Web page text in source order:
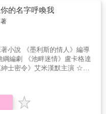
無數的女人交往，但痛苦卻不
就像一種病，無論經過多久都
在至愛的面前，他再一次向
下恆久不渝的誓言
景，在前後橫跨超過半世紀
愛恨嗔癡的眾生百態。馬奎
的相思之苦比喻成瘟疫的病
碰、充滿無奈的戀情，也如
般，永無止盡地蔓延下去。
阿
雅圖時報》
Michael Upchurch）年度最
百選、最佳小說首作、最佳
而我，也同樣會用
艾里歐
一分為二， 一半是遇見
在那之後。 奧利佛的來
都成為試探。 隔鄰的房
夜半的足音、走廊上相互追
你的名字呼喚我
著
情人》編導
情》盧卡格達
密令》艾米漢默主演 ☆永
那一年的我
時報》注